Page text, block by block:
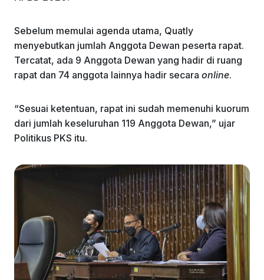
Sebelum memulai agenda utama, Quatly
menyebutkan jumlah Anggota Dewan peserta rapat.
Tercatat, ada 9 Anggota Dewan yang hadir di ruang
rapat dan 74 anggota lainnya hadir secara online.
“Sesuai ketentuan, rapat ini sudah memenuhi kuorum
dari jumlah keseluruhan 119 Anggota Dewan,” ujar
Politikus PKS itu.